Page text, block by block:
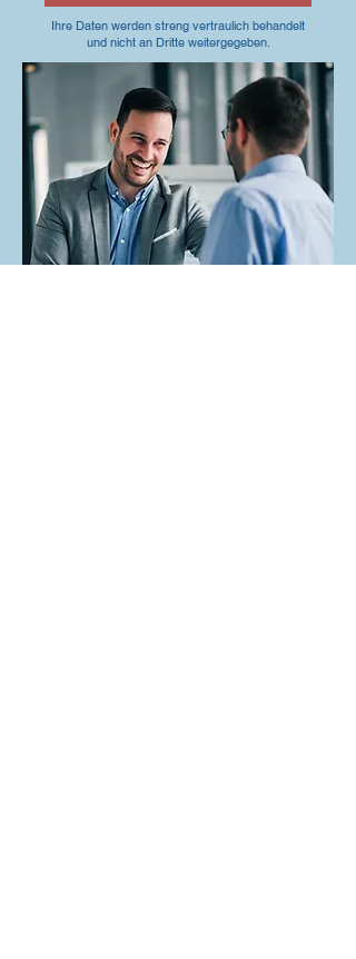
Ihre Daten werden streng vertraulich behandelt
und nicht an Dritte weitergegeben.